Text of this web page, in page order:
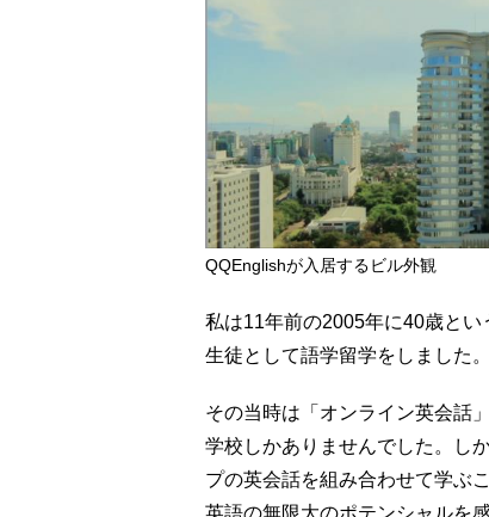
QQEnglishが入居するビル外観
私は11年前の2005年に40歳と
生徒として語学留学をしました。
その当時は「オンライン英会話
学校しかありませんでした。し
プの英会話を組み合わせて学ぶ
英語の無限大のポテンシャルを感